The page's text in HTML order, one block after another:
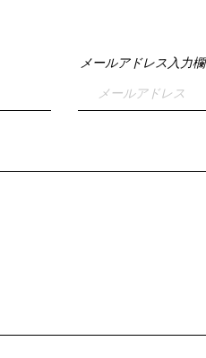
メールアドレス入力欄